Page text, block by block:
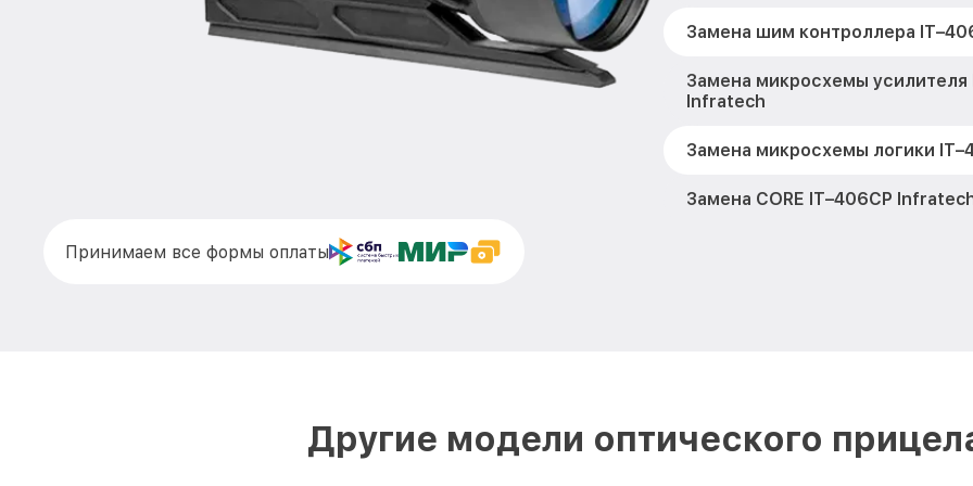
Замена шим контроллера
Замена микросхемы усилителя
Infratech
Замена микросхемы логики
Замена CORE IT–406СP
Ремонт оптики IT–406СP
Принимаем все формы оплаты
Другие модели оптического